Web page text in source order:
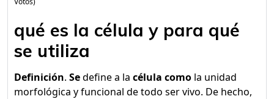
qué es la célula y para qué
se utiliza
Definición. Sedefine a la célula como la unidad
morfológica y funcional de todo ser vivo. De hecho,